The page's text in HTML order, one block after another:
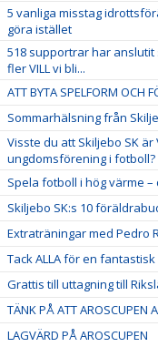
5 vanliga misstag
göra istället
518 supportrar har anslutit
fler VILL vi bli...
ATT BYTA SPELFORM OCH
Sommarhälsning från
Visste du att Skiljebo SK
ungdomsförening i fotboll?
Spela fotboll i hög värme
Skiljebo SK:s 10
Extraträningar med Pedro
Tack ALLA för en fantastisk
Grattis till uttagning till
TÄNK PÅ ATT AROSCUPEN
LAGVÄRD PÅ AROSCUPEN